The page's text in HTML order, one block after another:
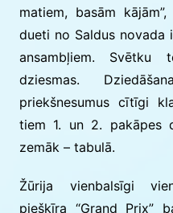
matiem, basām
dueti no Saldus
ansambļiem. Svētku
dziesmas.
priekšnesumus cītīgi
tiem 1. un 2. pakāpes
zemāk – tabulā.
Žūrija vienbalsīgi
piešķīra “Grand Prix”